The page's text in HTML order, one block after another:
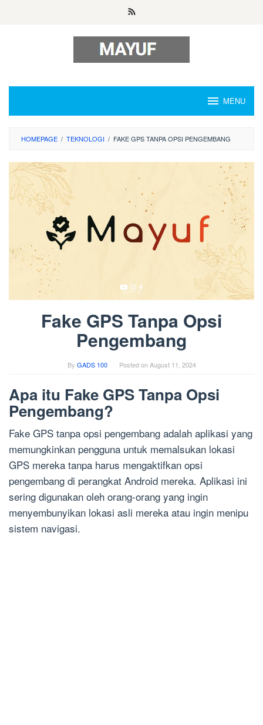
MENU
HOMEPAGE / TEKNOLOGI / FAKE GPS TANPA OPSI PENGEMBANG
Fake GPS Tanpa Opsi
Pengembang
By GADS 100 Posted onAugust 11, 2024
Apa itu Fake GPS Tanpa Opsi
Pengembang?
Fake GPS tanpa opsi pengembang adalah aplikasi yang
memungkinkan pengguna untuk memalsukan lokasi
GPS mereka tanpa harus mengaktifkan opsi
pengembang di perangkat Android mereka. Aplikasi ini
sering digunakan oleh orang-orang yang ingin
menyembunyikan lokasi asli mereka atau ingin menipu
sistem navigasi.